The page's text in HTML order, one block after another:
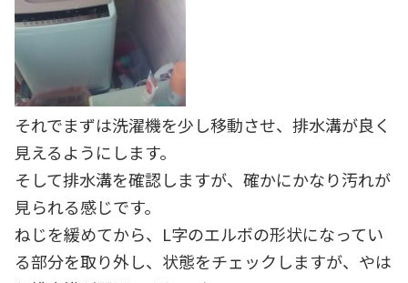
それでまずは洗濯機を少し移動させ、排水溝が良く
見えるようにします。
そして排水溝を確認しますが、確かにかなり汚れが
見られる感じです。
ねじを緩めてから、L字のエルボの形状になってい
る部分を取り外し、状態をチェックしますが、やは